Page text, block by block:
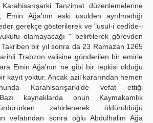
Tanzimat düzenlemelerine
Ağa'nın eski usulden ayrılmadığı
gerekçe gösterilerek ve "usul-i cedîde-i
olamayacağı " belirtilerek görevden
bir yıl sonra da 23 Ramazan 1265
Trabzon valisine gönderilen bir emirle
Emin Ağa'nın ne gibi bir tepkisi olduğu
kayıt yoktur. Ancak azil kararından hemen
Karahisarışarki’de vefat ettiği
kaynaklarda onun Kaymakamlık
zehirlenerek öldürüldüğü
vefatından sonra oğlu Abdülhalim Ağa